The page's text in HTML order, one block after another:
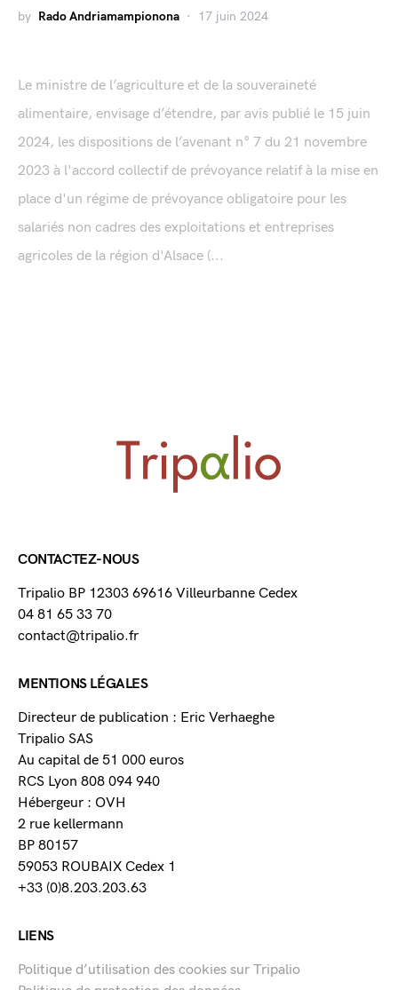
by Rado Andriamampionona 17 juin 2024
Le ministre de l’agriculture et de la souveraineté
alimentaire, envisage d’étendre, par avis publié le 15 juin
2024, les dispositions de l’avenant n° 7 du 21 novembre
2023 à l'accord collectif de prévoyance relatif à la mise en
place d'un régime de prévoyance obligatoire pour les
salariés non cadres des exploitations et entreprises
agricoles de la région d'Alsace (...
CONTACTEZ-NOUS
Tripalio BP 12303 69616 Villeurbanne Cedex
04 81 65 33 70
contact@tripalio.fr
MENTIONS LÉGALES
Directeur de publication : Eric Verhaeghe
Tripalio SAS
Au capital de 51 000 euros
RCS Lyon 808 094 940
Hébergeur : OVH
2 rue kellermann
BP 80157
59053 ROUBAIX Cedex 1
+33 (0)8.203.203.63
LIENS
Politique d’utilisation des cookies sur Tripalio